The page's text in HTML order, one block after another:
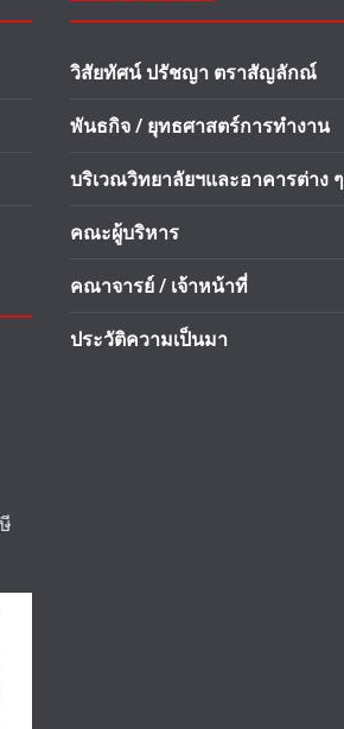
วิสัยทัศน์ ปรัชญา ตราสัญลักณ์
พันธกิจ / ยุทธศาสตร์การทำงาน
บริเวณวิทยาลัยฯและอาคารต่าง ๆ
คณะผู้บริหาร
คณาจารย์ / เจ้าหน้าที่
ประวัติความเป็นมา